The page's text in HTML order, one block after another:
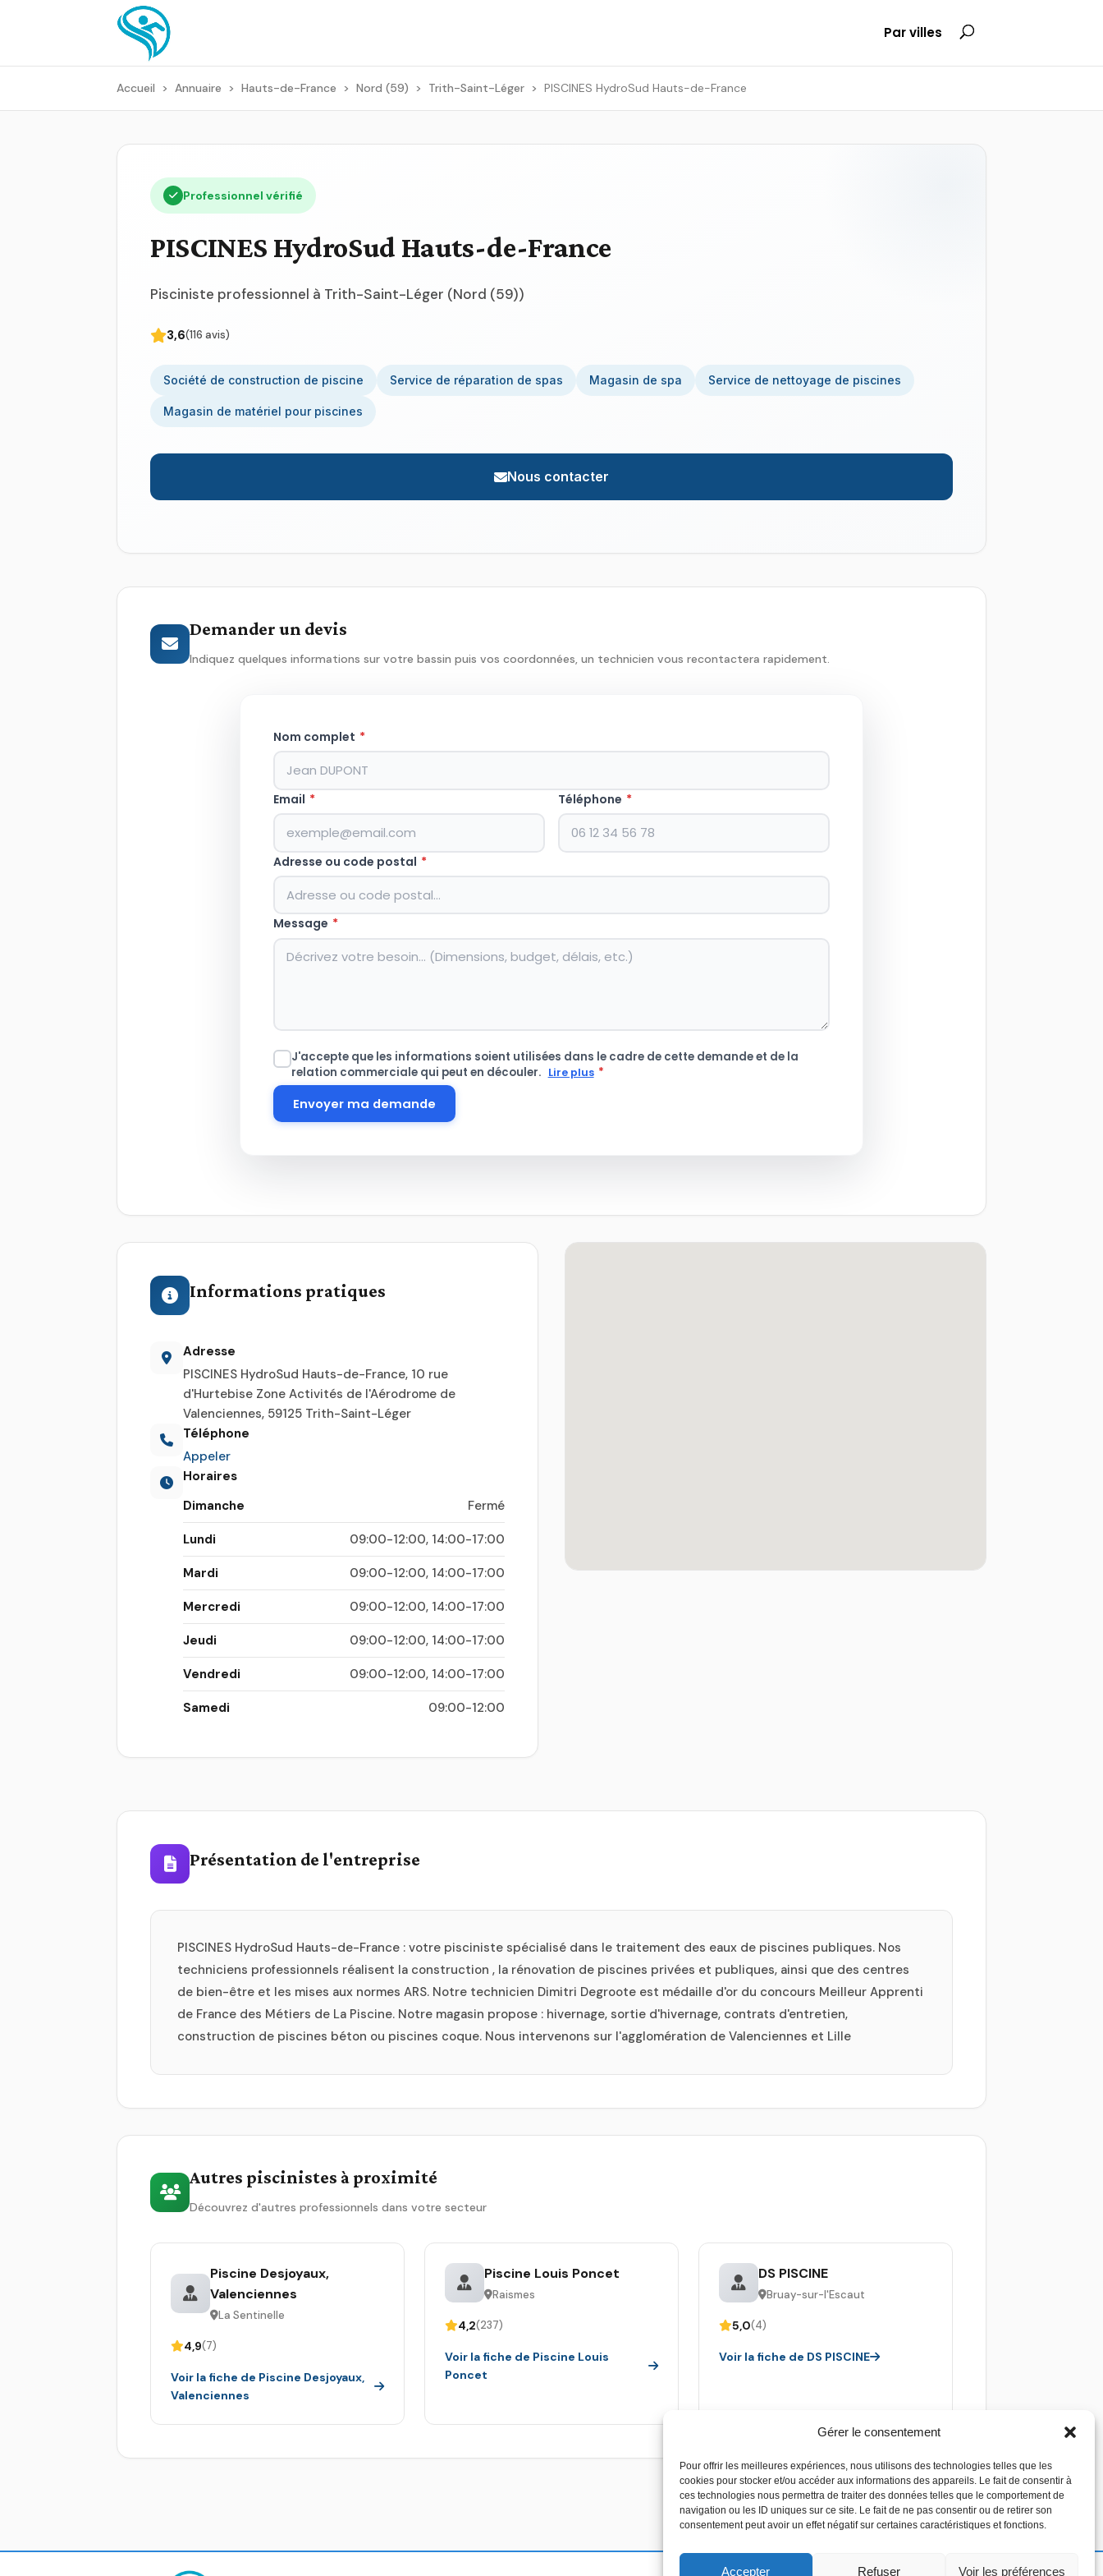
Gérer le consentement
Pour offrir les meilleures expériences, nous utilisons des technologies telles que les
cookies pour stocker et/ou accéder aux informations des appareils. Le fait de consentir à
ces technologies nous permettra de traiter des données telles que le comportement de
navigation ou les ID uniques sur ce site. Le fait de ne pas consentir ou de retirer son
consentement peut avoir un effet négatif sur certaines caractéristiques et fonctions.
Accepter Refuser Voir les préférences
Par villes
Accueil > Annuaire > Hauts-de-France > Nord (59) > Trith-Saint-Léger > PISCINES HydroSud Hauts-de-France
Professionnel vérifié
PISCINES HydroSud Hauts-de-France
Pisciniste professionnel à Trith-Saint-Léger (Nord (59))
3,6(116 avis)
Société de construction de piscine Service de réparation de spas Magasin de spa Service de nettoyage de piscines
Magasin de matériel pour piscines
Nous contacter
Demander un devis
Indiquez quelques informations sur votre bassin puis vos coordonnées, un technicien vous recontactera rapidement.
Nom complet *
Email * Téléphone *
Adresse ou code postal *
Message *
J'accepte que les informations soient utilisées dans le cadre de cette demande et de la
relation commerciale qui peut en découler. Lire plus *
Envoyer ma demande
Informations pratiques
Adresse
PISCINES HydroSud Hauts-de-France, 10 rue
d'Hurtebise Zone Activités de l'Aérodrome de
Valenciennes, 59125 Trith-Saint-Léger
Téléphone
Appeler
Horaires
Dimanche
Fermé
Lundi 09:00-12:00, 14:00-17:00
Mardi 09:00-12:00, 14:00-17:00
Mercredi 09:00-12:00, 14:00-17:00
Jeudi 09:00-12:00, 14:00-17:00
Vendredi 09:00-12:00, 14:00-17:00
Samedi 09:00-12:00
Présentation de l'entreprise
PISCINES HydroSud Hauts-de-France : votre pisciniste spécialisé dans le traitement des eaux de piscines publiques. Nos
techniciens professionnels réalisent la construction , la rénovation de piscines privées et publiques, ainsi que des centres
de bien-être et les mises aux normes ARS. Notre technicien Dimitri Degroote est médaille d'or du concours Meilleur Apprenti
de France des Métiers de La Piscine. Notre magasin propose : hivernage, sortie d'hivernage, contrats d'entretien,
construction de piscines béton ou piscines coque. Nous intervenons sur l'agglomération de Valenciennes et Lille
Autres piscinistes à proximité
Découvrez d'autres professionnels dans votre secteur
Piscine Desjoyaux,
Valenciennes
La Sentinelle
4,9(7)
Voir la fiche de Piscine Desjoyaux,
Valenciennes
Piscine Louis Poncet
Raismes
4,2(237)
Voir la fiche de Piscine Louis
Poncet
DS PISCINE
Bruay-sur-l'Escaut
5,0(4)
Voir la fiche de DS PISCINE